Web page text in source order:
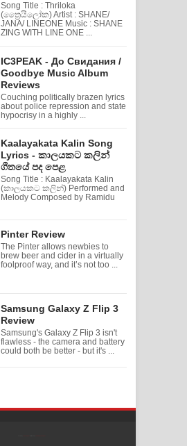
Song Title : Thriloka
(ත්‍රෛයිලෝක) Artist : SHANE/
JANA/ LINEONE Music : SHANE
ZING WITH LINE ONE ...
IC3PEAK - До Свидания /
Goodbye Music Album
Reviews
Couching politically brazen lyrics
about police repression and state
hypocrisy in a highly ...
Kaalayakata Kalin Song
Lyrics - කාලයකට කලින්
ගීතයේ පද පෙළ
Song Title : Kaalayakata Kalin
(කාලයකට කලින්) Performed and
Melody Composed by Ramidu
Pinter Review
The Pinter allows newbies to
brew beer and cider in a virtually
foolproof way, and it’s not too ...
Samsung Galaxy Z Flip 3
Review
Samsung's Galaxy Z Flip 3 isn't
flawless - the camera and battery
could both be better - but it's ...